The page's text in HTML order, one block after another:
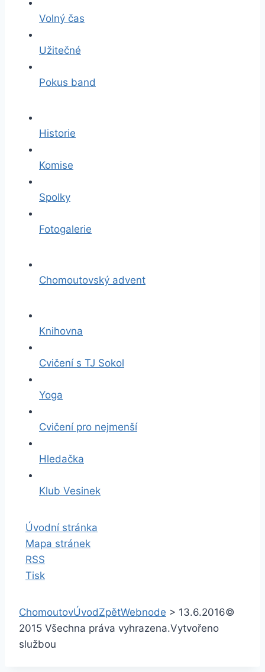
Volný čas
Užitečné
Pokus band
Historie
Komise
Spolky
Fotogalerie
Chomoutovský advent
Knihovna
Cvičení s TJ Sokol
Yoga
Cvičení pro nejmenší
Hledačka
Klub Vesinek
Úvodní stránka
Mapa stránek
RSS
Tisk
ChomoutovÚvodZpětWebnode > 13.6.2016©
2015 Všechna práva vyhrazena.Vytvořeno
službou